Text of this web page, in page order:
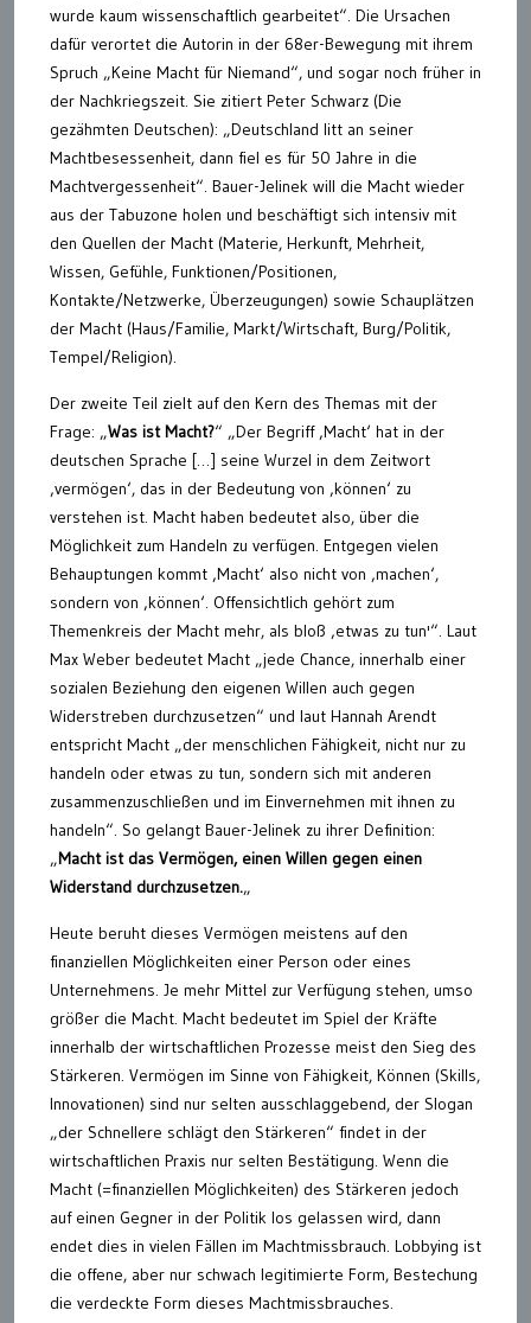
wurde kaum wissenschaftlich gearbeitet“. Die Ursachen
dafür verortet die Autorin in der 68er-Bewegung mit ihrem
Spruch „Keine Macht für Niemand“, und sogar noch früher in
der Nachkriegszeit. Sie zitiert Peter Schwarz (Die
gezähmten Deutschen): „Deutschland litt an seiner
Machtbesessenheit, dann fiel es für 50 Jahre in die
Machtvergessenheit“. Bauer-Jelinek will die Macht wieder
aus der Tabuzone holen und beschäftigt sich intensiv mit
den Quellen der Macht (Materie, Herkunft, Mehrheit,
Wissen, Gefühle, Funktionen/Positionen,
Kontakte/Netzwerke, Überzeugungen) sowie Schauplätzen
der Macht (Haus/Familie, Markt/Wirtschaft, Burg/Politik,
Tempel/Religion).
Der zweite Teil zielt auf den Kern des Themas mit der
Frage: „Was ist Macht?“ „Der Begriff ‚Macht‘ hat in der
deutschen Sprache […] seine Wurzel in dem Zeitwort
‚vermögen‘, das in der Bedeutung von ‚können‘ zu
verstehen ist. Macht haben bedeutet also, über die
Möglichkeit zum Handeln zu verfügen. Entgegen vielen
Behauptungen kommt ‚Macht‘ also nicht von ‚machen‘,
sondern von ‚können‘. Offensichtlich gehört zum
Themenkreis der Macht mehr, als bloß ‚etwas zu tun'“. Laut
Max Weber bedeutet Macht „jede Chance, innerhalb einer
sozialen Beziehung den eigenen Willen auch gegen
Widerstreben durchzusetzen“ und laut Hannah Arendt
entspricht Macht „der menschlichen Fähigkeit, nicht nur zu
handeln oder etwas zu tun, sondern sich mit anderen
zusammenzuschließen und im Einvernehmen mit ihnen zu
handeln“. So gelangt Bauer-Jelinek zu ihrer Definition:
„Macht ist das Vermögen, einen Willen gegen einen
Widerstand durchzusetzen.„
Heute beruht dieses Vermögen meistens auf den
finanziellen Möglichkeiten einer Person oder eines
Unternehmens. Je mehr Mittel zur Verfügung stehen, umso
größer die Macht. Macht bedeutet im Spiel der Kräfte
innerhalb der wirtschaftlichen Prozesse meist den Sieg des
Stärkeren. Vermögen im Sinne von Fähigkeit, Können (Skills,
Innovationen) sind nur selten ausschlaggebend, der Slogan
„der Schnellere schlägt den Stärkeren“ findet in der
wirtschaftlichen Praxis nur selten Bestätigung. Wenn die
Macht (=finanziellen Möglichkeiten) des Stärkeren jedoch
auf einen Gegner in der Politik los gelassen wird, dann
endet dies in vielen Fällen im Machtmissbrauch. Lobbying ist
die offene, aber nur schwach legitimierte Form, Bestechung
die verdeckte Form dieses Machtmissbrauches.